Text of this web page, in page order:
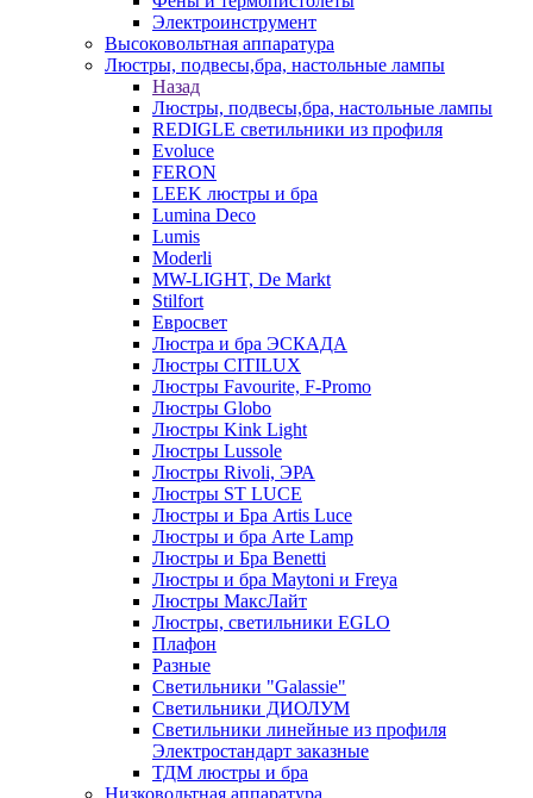
Электроинструмент
Высоковольтная аппаратура
Люстры, подвесы,бра, настольные лампы
Назад
Люстры, подвесы,бра, настольные лампы
REDIGLE светильники из профиля
Evoluce
FERON
LEEK люстры и бра
Lumina Deco
Lumis
Moderli
MW-LIGHT, De Markt
Stilfort
Евросвет
Люстра и бра ЭСКАДА
Люстры CITILUX
Люстры Favourite, F-Promo
Люстры Globo
Люстры Kink Light
Люстры Lussole
Люстры Rivoli, ЭРА
Люстры ST LUCE
Люстры и Бра Artis Luce
Люстры и бра Arte Lamp
Люстры и Бра Benetti
Люстры и бра Maytoni и Freya
Люстры МаксЛайт
Люстры, светильники EGLO
Плафон
Разные
Светильники "Galassie"
Светильники ДИОЛУМ
Светильники линейные из профиля
Электростандарт заказные
ТДМ люстры и бра